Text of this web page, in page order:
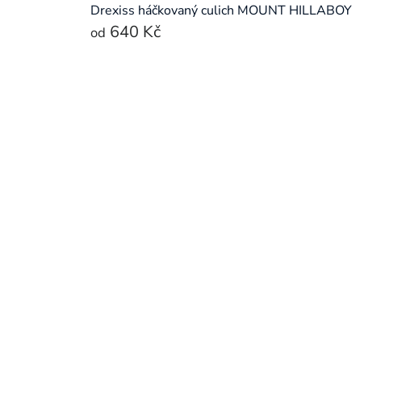
Drexiss háčkovaný culich MOUNT HILLABOY
od 640 Kč